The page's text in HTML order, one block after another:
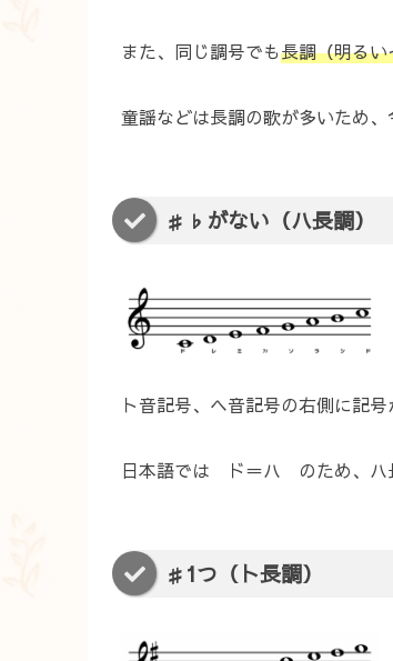
また、同じ調号でも長調（明る
童謡などは長調の歌が多いため、
♯♭がない（ハ長調）
ト音記号、ヘ音記号の右側に記
日本語では ド＝ハ のため、ハ
♯1つ（ト長調）